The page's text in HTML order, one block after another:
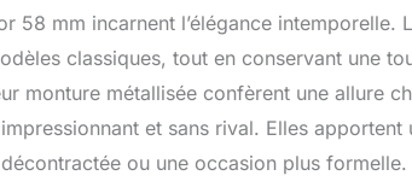
58 mm incarnent l’élégance intemporelle.
classiques, tout en conservant une
monture métallisée confèrent une allure
et sans rival. Elles apportent
ou une occasion plus formelle.